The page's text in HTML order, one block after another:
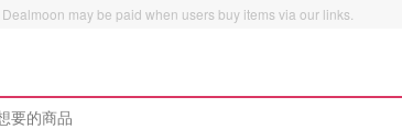
Dealmoon may be paid when users buy items via our links.